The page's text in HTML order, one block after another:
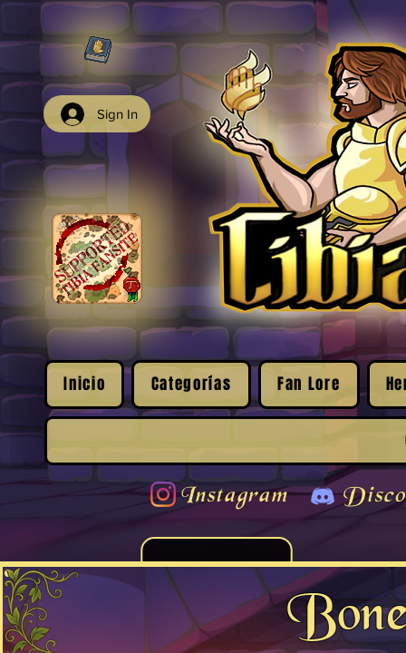
Sign In
Inicio Categorías Fan Lore
Instagram